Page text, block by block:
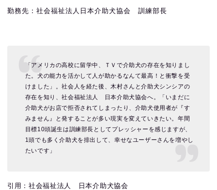
勤務先：社会福祉法人日本介助犬協会 訓練部長
「アメリカの高校に留学中、ＴＶで介助犬の存在を知りまし
た。犬の能力を活かして人が助かるなんて最高！と衝撃を受
けました」。社会人を経た後、木村さんと介助犬シンシアの
存在を知り、社会福祉法人 日本介助犬協会へ。「いまだに
介助犬がお店で拒否されてしまったり、介助犬使用者が『す
みません』と発することが多い現実を変えていきたい。年間
目標10頭誕生は訓練部長としてプレッシャーを感じますが、
1頭でも多く介助犬を排出して、幸せなユーザーさんを増やし
たいです」
引用：社会福祉法人 日本介助犬協会